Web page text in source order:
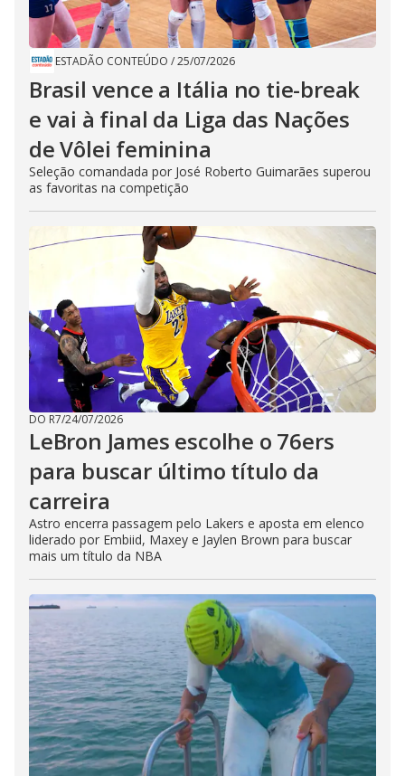
ESTADÃO CONTEÚDO /25/07/2026
Brasil vence a Itália no tie-break
e vai à final da Liga das Nações
de Vôlei feminina
Seleção comandada por José Roberto Guimarães superou
as favoritas na competição
DO R7/24/07/2026
LeBron James escolhe o 76ers
para buscar último título da
carreira
Astro encerra passagem pelo Lakers e aposta em elenco
liderado por Embiid, Maxey e Jaylen Brown para buscar
mais um título da NBA